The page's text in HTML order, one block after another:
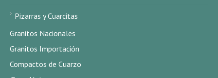
Pizarras y Cuarcitas
Granitos Nacionales
Granitos Importación
Compactos de Cuarzo